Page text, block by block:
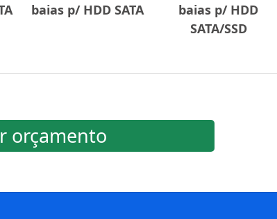
baias p/ HDD SATA
baias p/ HDD
SATA/SSD
orçamento